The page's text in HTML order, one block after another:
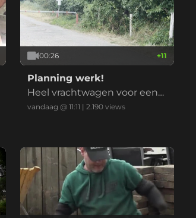
00:26 +11
Planning werk!
Heel vrachtwagen voor een
pallet
vandaag @ 11:11 |2.190 views